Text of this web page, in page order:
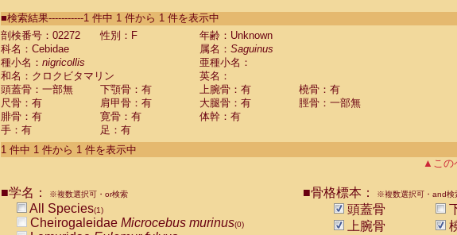
CebidaeSaguinus labiatus(0)
Cebidae Saguinus leucopus (0)
Cebidae
CebidaeSaguinus mystax
CebidaeSaguinus nigricollis (1)
Cebidae Saguinus oedipus
Cebidae Saguinus weddelli
Cebidae Saguinusspp.
Cebidae Aotus trivirgatus
Cebidae Cebus albifrons
CebidaeCebus nigrivittatus
CebidaeCebus
CebidaeSaimiri boliviensis(0)
■検索結果-----------1 件中 1 件から 1 件を表示中
剖検番号：02272
性別：F
年齢：Unknown
科名：Cebidae
属名： Saguinus
種小名： nigricollis
亜種小名：
和名：クロクビタマリン
英名：
頭蓋骨：一部無
下顎骨：有 上腕骨：有
橈骨：有
尺骨：有
肩甲骨：有 大腿骨：有
脛骨：一部無
腓骨：有
寛骨：有
体幹：有
手：有
足：有
1 件中 1 件から 1 件を表示中
▲この
■学名： ※複数選択可・or検索
All Species(1)
Cheirogaleidae Microcebus murinus(0)
■骨格標本： ※複数選択可・and検
頭蓋骨
上腕骨